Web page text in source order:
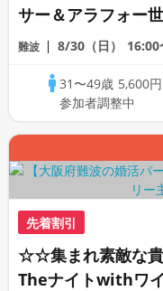
サー＆アラフォー
Theワイン☆超お洒
難波 8/30（日） 16:00
31〜49歳 5,600円
参加者調整中
先着割引
☆☆集まれ素敵な
Theナイトwithワ